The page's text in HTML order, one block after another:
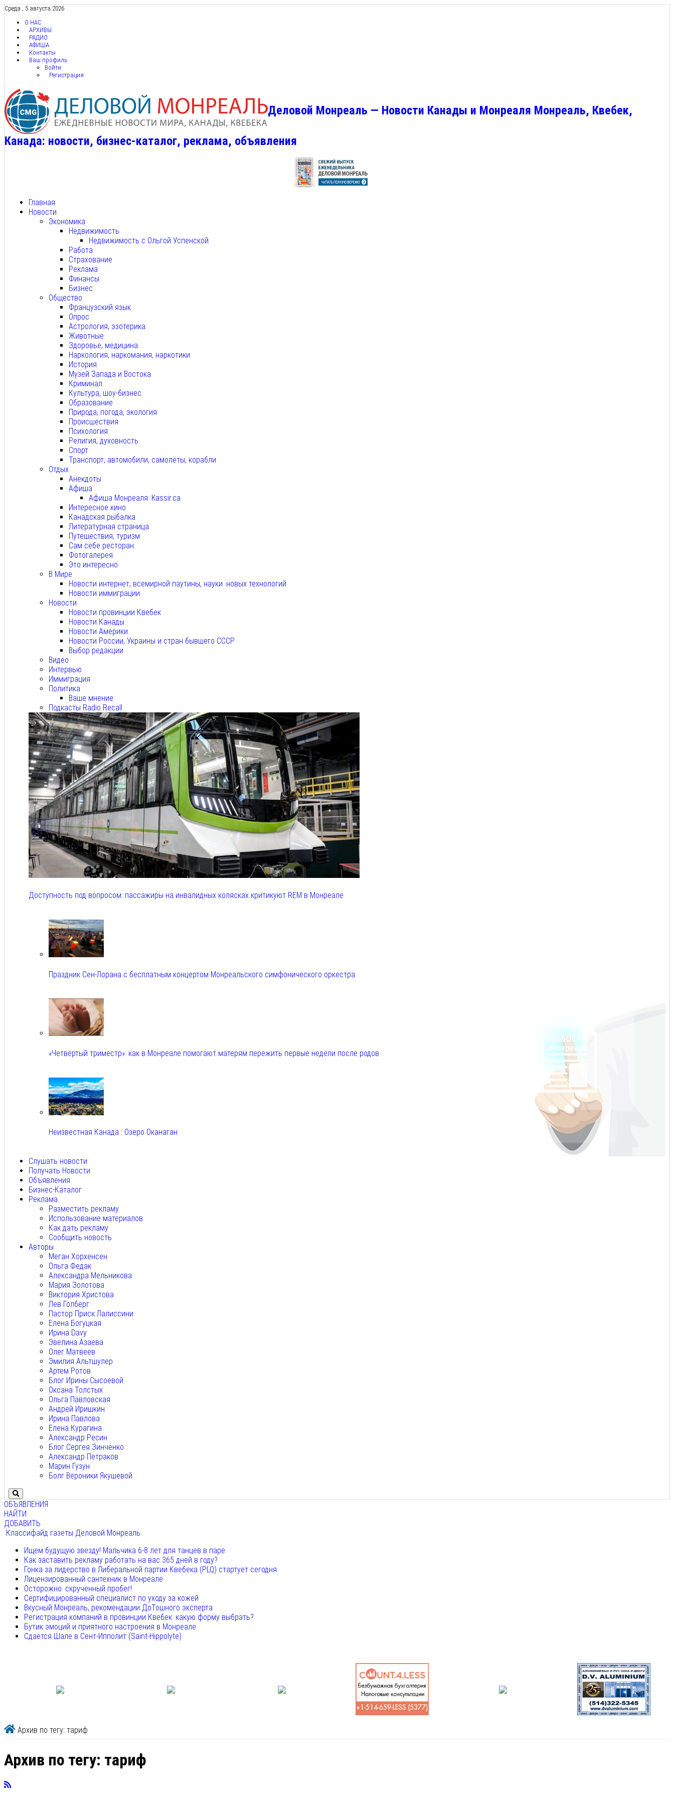
Среда , 5 августа 2026
О НАС
АРХИВЫ
РАДИО
АФИША
Контакты
Ваш профиль
Войти
Регистрация
Деловой Монреаль — Новости Канады и Монреаля Монреаль, Квебек,
Канада: новости, бизнес-каталог, реклама, объявления
Главная
Новости
Экономика
Недвижимость
Недвижимость с Ольгой Успенской
Работа
Страхование
Реклама
Финансы
Бизнес
Общество
Французский язык
Опрос
Астрология, эзотерика
Животные
Здоровье, медицина
Наркология, наркомания, наркотики
История
Музей Запада и Востока
Криминал
Культура, шоу-бизнес
Образование
Природа, погода, экология
Происшествия
Психология
Религия, духовность
Спорт
Транспорт, автомобили, самолёты, корабли
Отдых
Анекдоты
Афиша
Афиша Монреаля: Kassir.ca
Интересное кино
Канадская рыбалка
Литературная страница
Путешествия, туризм
Сам себе ресторан
Фотогалерея
Это интересно
В Мире
Новости интернет, всемирной паутины, науки. новых технологий
Новости иммиграции
Новости
Новости провинции Квебек
Новости Канады
Новости Америки
Новости России, Украины и стран бывшего СССР
Выбор редакции
Видео
Интервью
Иммиграция
Политика
Ваше мнение
Подкасты Radio Recall
Доступность под вопросом: пассажиры на инвалидных колясках критикуют REM в Монреале
Праздник Сен-Лорана с бесплатным концертом Монреальского симфонического оркестра
«Четвёртый триместр»: как в Монреале помогают матерям пережить первые недели после родов
Неизвестная Канада : Озеро Оканаган
Слушать новости
Получать Новости
Объявления
Бизнес-Каталог
Реклама
Разместить рекламу
Использование материалов
Как дать рекламу
Сообщить новость
Авторы
Меган Хорхенсен
Ольга Федак
Александра Мельникова
Мария Золотова
Виктория Христова
Лев Голберг
Пастор Приск Лалиссини
Елена Богуцкая
Ирина Davy
Эвелина Азаева
Олег Матвеев
Эмилия Альтшулер
Артем Ротов
Блог Ирины Сысоевой
Оксана Толстых
Ольга Павловская
Андрей Иришкин
Ирина Павлова
Елена Курагина
Александр Ресин
Блог Сергея Зинченко
Александр Петраков
Марин Гузун
Болг Вероники Якушевой
ОБЪЯВЛЕНИЯ
НАЙТИ
ДОБАВИТЬ
Классифайд газеты Деловой Монреаль
Ищем будущую звезду! Мальчика 6-8 лет для танцев в паре
Как заставить рекламу работать на вас 365 дней в году?
Гонка за лидерство в Либеральной партии Квебека (PLQ) стартует сегодня
Лицензированный сантехник в Монреале
Осторожно: скрученный пробег!
Сертифицированный специалист по уходу за кожей
Вкусный Монреаль, рекомендации ДоТошного эксперта
Регистрация компаний в провинции Квебек: какую форму выбрать?
Бутик эмоций и приятного настроения в Монреале
Сдаётся Шале в Сент-Ипполит (Saint-Hippolyte)
Архив по тегу: тариф
Архив по тегу: тариф